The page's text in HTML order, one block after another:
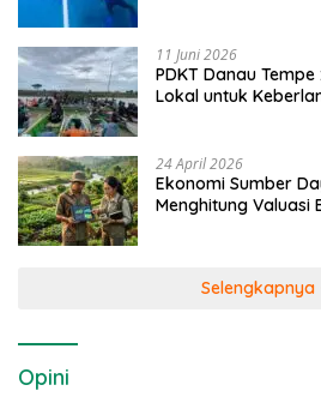
11 Juni 2026
PDKT Danau
Lokal untuk
24 April 2026
Ekonomi Sumber
Menghitung Valuasi
Selengkapnya
Opini